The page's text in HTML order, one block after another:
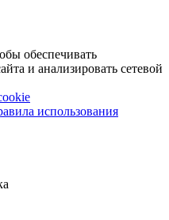
обеспечивать
и анализировать сетевой
использования